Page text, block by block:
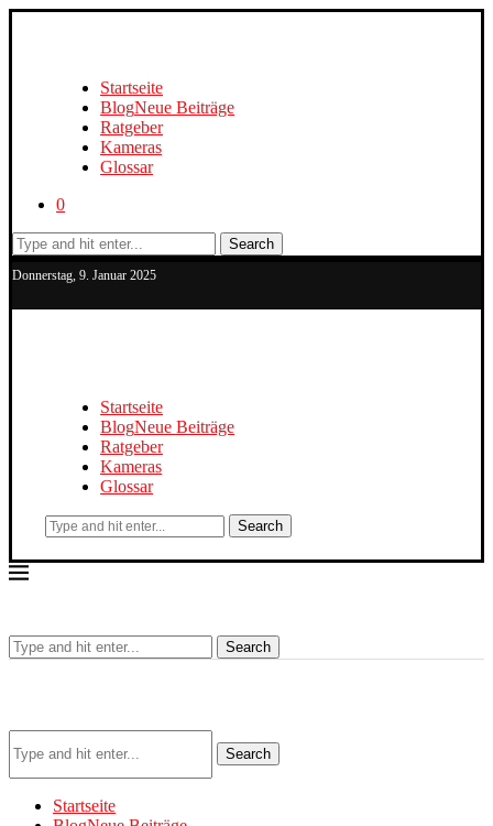
Startseite
BlogNeue Beiträge
Ratgeber
Kameras
Glossar
0
Search
Donnerstag, 9. Januar 2025
Startseite
BlogNeue Beiträge
Ratgeber
Kameras
Glossar
Search
Search
Search
Startseite